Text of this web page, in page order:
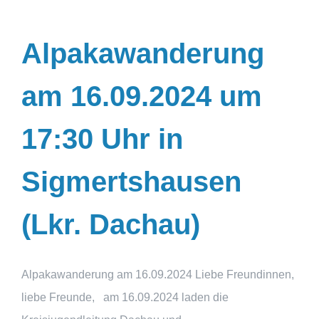
Alpakawanderung
am 16.09.2024 um
17:30 Uhr in
Sigmertshausen
(Lkr. Dachau)
Alpakawanderung am 16.09.2024 Liebe Freundinnen,
liebe Freunde, am 16.09.2024 laden die